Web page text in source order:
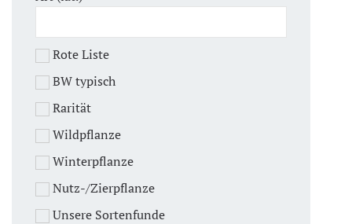
Rote Liste
BW typisch
Rarität
Wildpflanze
Winterpflanze
Nutz-/Zierpflanze
Unsere Sortenfunde